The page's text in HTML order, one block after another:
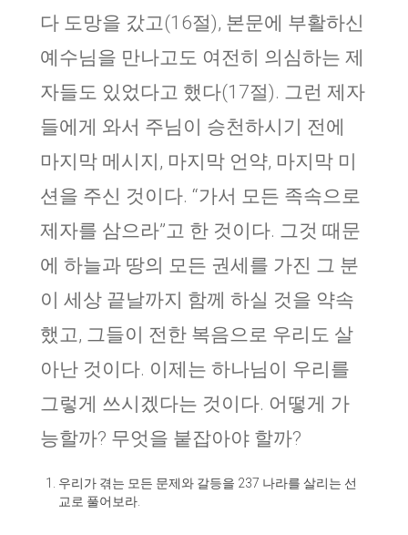
다 도망을 갔고(16절), 본문에 부활하신
예수님을 만나고도 여전히 의심하는 제
자들도 있었다고 했다(17절). 그런 제자
들에게 와서 주님이 승천하시기 전에
마지막 메시지, 마지막 언약, 마지막 미
션을 주신 것이다. “가서 모든 족속으로
제자를 삼으라”고 한 것이다. 그것 때문
에 하늘과 땅의 모든 권세를 가진 그 분
이 세상 끝날까지 함께 하실 것을 약속
했고, 그들이 전한 복음으로 우리도 살
아난 것이다. 이제는 하나님이 우리를
그렇게 쓰시겠다는 것이다. 어떻게 가
능할까? 무엇을 붙잡아야 할까?
우리가 겪는 모든 문제와 갈등을 237 나라를 살리는 선
교로 풀어보라.